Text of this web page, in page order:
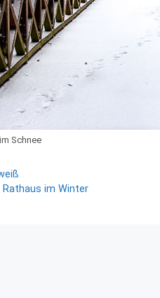
Schnee
im Winter